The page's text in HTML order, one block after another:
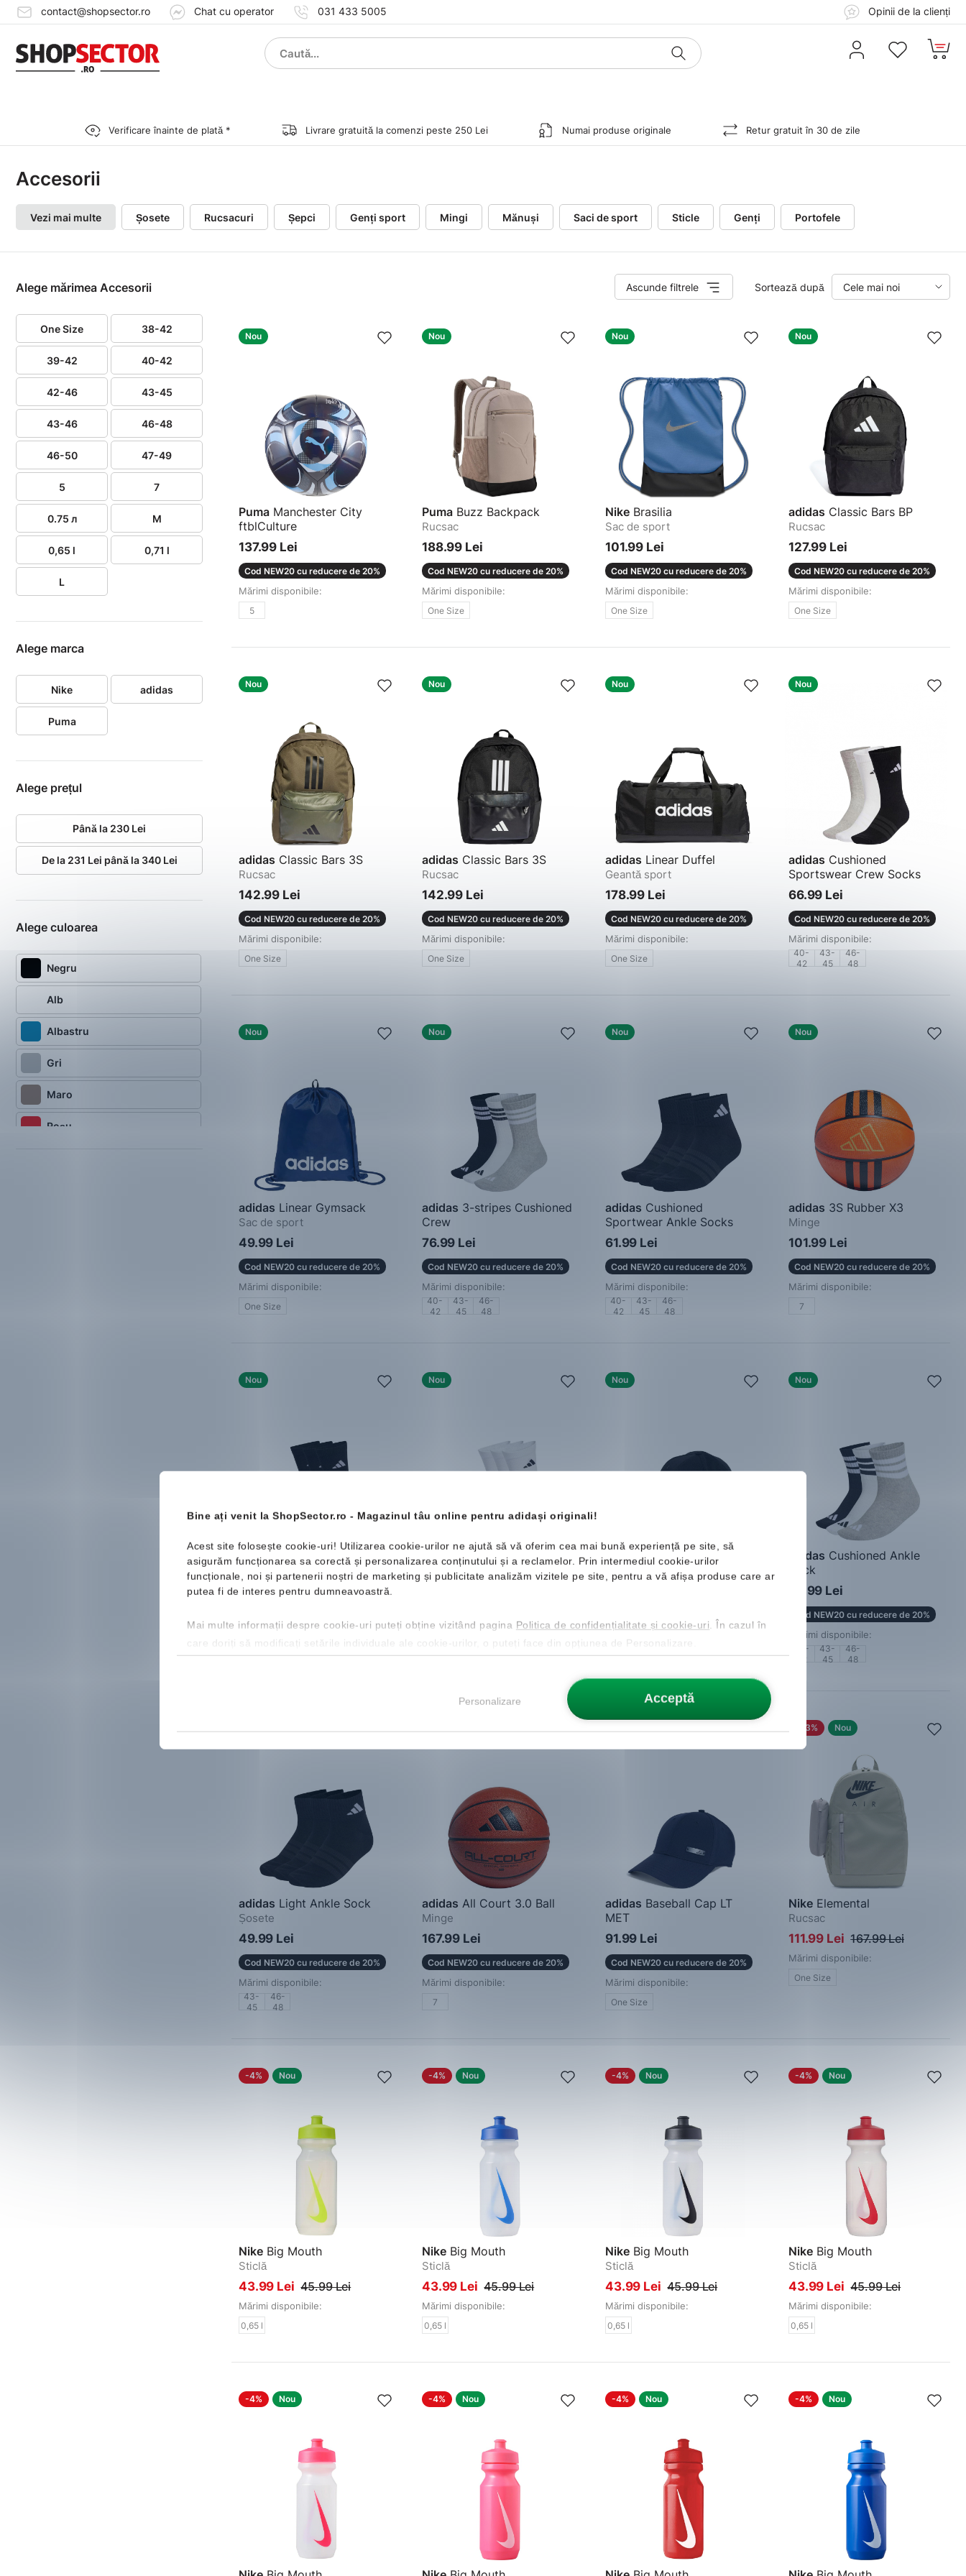
Bine ați venit la ShopSector.ro - Magazinul tâu online pentru adidași originali!
Acest site folosește cookie-uri! Utilizarea cookie-urilor ne ajută să vă oferim cea mai bună experiență pe site, să
asigurăm funcționarea sa corectă și personalizarea conținutului și a reclamelor. Prin intermediul cookie-urilor
funcționale, noi și partenerii noștri de marketing și publicitate analizăm vizitele pe site, pentru a vă afișa produse care ar
putea fi de interes pentru dumneavoastră.
Mai multe informații despre cookie-uri puteți obține vizitând pagina Politica de confidențialitate și cookie-uri . În cazul în
care doriți să modificați setările individuale ale cookie-urilor, o puteți face din opțiunea de Personalizare.
Acceptă
Personalizare
contact@shopsector.ro Chat cu operator 031 433 5005 Opinii de la clienți
Verificare înainte de plată * Livrare gratuită la comenzi peste 250 Lei Numai produse originale Retur gratuit în 30 de zile
Accesorii
Vezi mai multe Șosete Rucsacuri Șepci Genți sport Mingi Mănuși Saci de sport Sticle Genți Portofele
Alege mărimea Accesorii
One Size 38-42
39-42 40-42
42-46 43-45
43-46 46-48
46-50 47-49
5 7
0.75 л M
0,65 l 0,71 l
L
Alege marca
Nike adidas
Puma
Alege prețul
Până la 230 Lei
De la 231 Lei până la 340 Lei
Alege culoarea
Negru
Alb
Albastru
Gri
Maro
Roșu
Ascunde filtrele Sortează după
Nou
Puma Manchester City
ftblCulture
Minge
137.99 Lei
Cod NEW20 cu reducere de 20%
Mărimi disponibile:
5
Nou
Puma Buzz Backpack
Rucsac
188.99 Lei
Cod NEW20 cu reducere de 20%
Mărimi disponibile:
One Size
Nou
Nike Brasilia
Sac de sport
101.99 Lei
Cod NEW20 cu reducere de 20%
Mărimi disponibile:
One Size
Nou
adidas Classic Bars BP
Rucsac
127.99 Lei
Cod NEW20 cu reducere de 20%
Mărimi disponibile:
One Size
Nou
adidas Classic Bars 3S
Rucsac
142.99 Lei
Cod NEW20 cu reducere de 20%
Mărimi disponibile:
One Size
Nou
adidas Classic Bars 3S
Rucsac
142.99 Lei
Cod NEW20 cu reducere de 20%
Mărimi disponibile:
One Size
Nou
adidas Linear Duffel
Geantă sport
178.99 Lei
Cod NEW20 cu reducere de 20%
Mărimi disponibile:
One Size
Nou
adidas Cushioned
Sportswear Crew Socks
Șosete
66.99 Lei
Cod NEW20 cu reducere de 20%
Mărimi disponibile:
40-
42
43-
45
46-
48
Nou
adidas Linear Gymsack
Sac de sport
49.99 Lei
Cod NEW20 cu reducere de 20%
Mărimi disponibile:
One Size
Nou
adidas 3-stripes Cushioned
Crew
Șosete
76.99 Lei
Cod NEW20 cu reducere de 20%
Mărimi disponibile:
40-
42
43-
45
46-
48
Nou
adidas Cushioned
Sportwear Ankle Socks
Șosete
61.99 Lei
Cod NEW20 cu reducere de 20%
Mărimi disponibile:
40-
42
43-
45
46-
48
Nou
adidas 3S Rubber X3
Minge
101.99 Lei
Cod NEW20 cu reducere de 20%
Mărimi disponibile:
7
Nou
adidas Cushioned
Sportswear Crew Socks
Șosete
66.99 Lei
Mărimi disponibile:
42
45
48
Nou
adidasCushioned
Sportswear Crew Socks
Șosete
Mărimi disponibile:
42
45
48
Nou
adidasBaseball Cap COT
Șapcă
One Size
Nou
adidas Cushioned Ankle
Sock
Șosete
66.99 Lei
Cod NEW20 cu reducere de 20%
Mărimi disponibile:
40-
42
43-
45
46-
48
adidas Light Ankle Sock
Șosete
49.99 Lei
Cod NEW20 cu reducere de 20%
Mărimi disponibile:
43-
45
46-
48
adidas All Court 3.0 Ball
Minge
167.99 Lei
Cod NEW20 cu reducere de 20%
Mărimi disponibile:
7
adidas Baseball Cap LT
MET
Șapcă
91.99 Lei
Cod NEW20 cu reducere de 20%
Mărimi disponibile:
One Size
-33% Nou
Nike Elemental
Rucsac
111.99 Lei 167.99 Lei
Mărimi disponibile:
One Size
-4% Nou
Nike Big Mouth
Sticlă
43.99 Lei 45.99 Lei
Mărimi disponibile:
0,65 l
-4% Nou
Nike Big Mouth
Sticlă
43.99 Lei 45.99 Lei
Mărimi disponibile:
0,65 l
-4% Nou
Nike Big Mouth
Sticlă
43.99 Lei 45.99 Lei
Mărimi disponibile:
0,65 l
-4% Nou
Nike Big Mouth
Sticlă
43.99 Lei 45.99 Lei
Mărimi disponibile:
0,65 l
-4% Nou -4% Nou -4% Nou -4% Nou